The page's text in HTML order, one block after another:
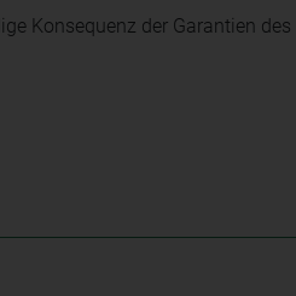
Konsequenz der Garantien des